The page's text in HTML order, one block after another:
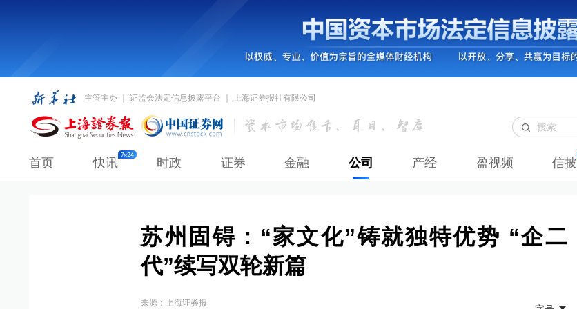
主管主办 ｜ 证监会法定信息披露平台 ｜ 上海证券报社有限公司
首页 快讯 时政 证券 金融 公司 产经 盈视频 信披
苏州固锝：“家文化”铸就独特优势 “企二
代”续写双轮新篇
来源： 上海证券报